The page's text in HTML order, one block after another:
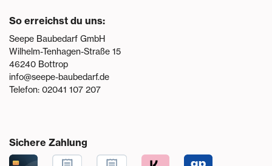
So erreichst du uns:
Seepe Baubedarf GmbH
Wilhelm-Tenhagen-Straße 15
46240 Bottrop
info@seepe-baubedarf.de
Telefon: 02041 107 207
Sichere Zahlung